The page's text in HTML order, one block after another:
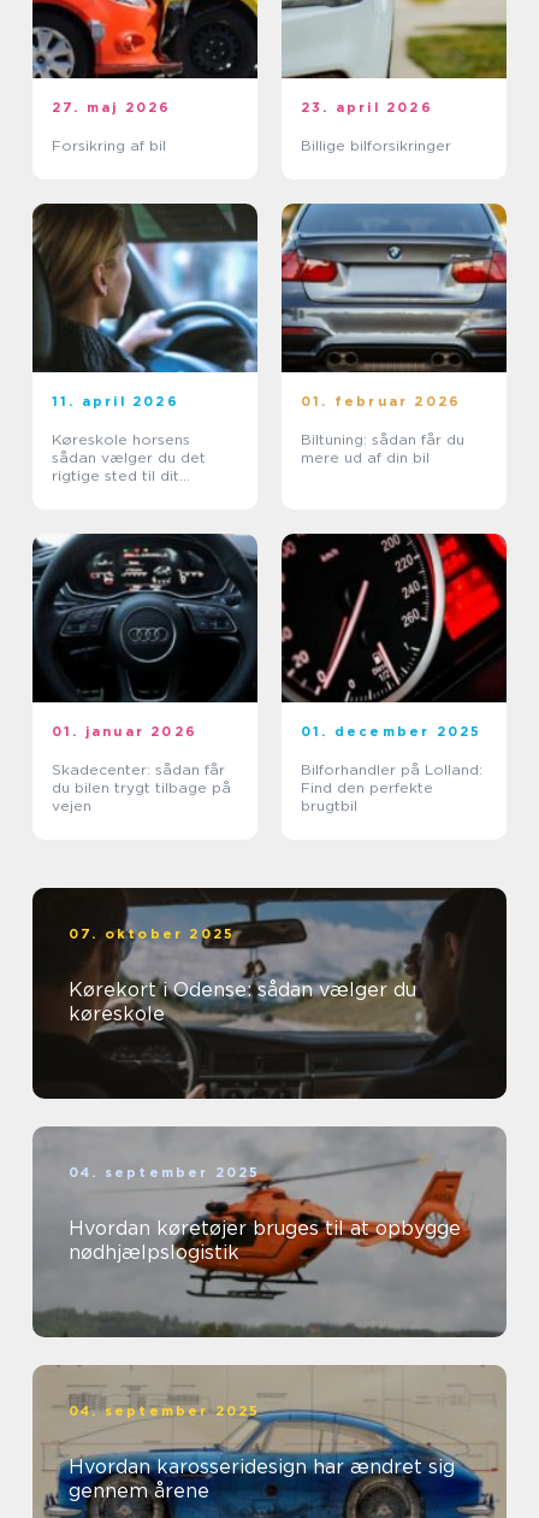
27. maj 2026
Forsikring af bil
23. april 2026
Billige bilforsikringer
11. april 2026
Køreskole horsens
sådan vælger du det
rigtige sted til dit
01. februar 2026
Biltuning: sådan får du
mere ud af din bil
01. januar 2026
Skadecenter: sådan får
du bilen trygt tilbage på
vejen
01. december 2025
Bilforhandler på Lolland:
Find den perfekte
brugtbil
07. oktober 2025
Kørekort i Odense: sådan vælger du
køreskole
04. september 2025
Hvordan køretøjer bruges til at opbygge
nødhjælpslogistik
04. september 2025
Hvordan karosseridesign har ændret sig
gennem årene